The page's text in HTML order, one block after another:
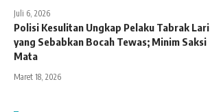
Juli 6, 2026
Polisi Kesulitan Ungkap Pelaku Tabrak Lari
yang Sebabkan Bocah Tewas; Minim Saksi
Mata
Maret 18, 2026